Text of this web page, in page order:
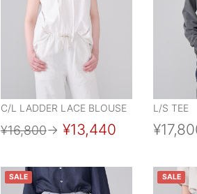
C/L LADDER LACE BLOUSE
¥16,800→ ¥13,440
L/S TEE
SALE SALE